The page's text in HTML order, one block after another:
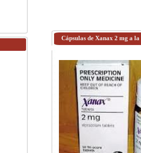
Cápsulas de Xanax 2 mg a